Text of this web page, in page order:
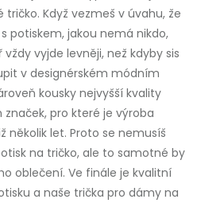
Když vezmeš v úvahu, že
potiskem, jakou nemá nikdo,
vyjde levněji, než kdyby sis
v designérském módním
kousky nejvyšší kvality
pro které je výroba
několik let. Proto se nemusíš
na tričko, ale to samotné by
oblečení. Ve finále je kvalitní
a naše trička pro dámy na